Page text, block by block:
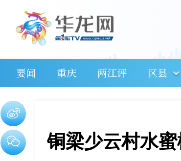
要闻 重庆 两江评 区县
铜梁少云村水